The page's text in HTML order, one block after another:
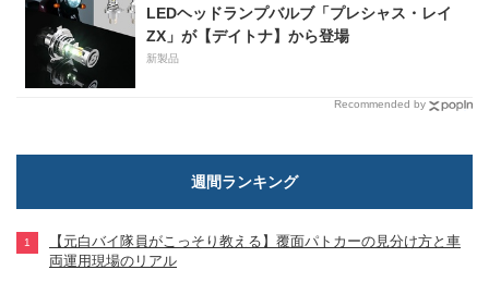
LEDヘッドランプバルブ「プレシャス・レイ
ZX」が【デイトナ】から登場
新製品
Recommended by
週間ランキング
【元白バイ隊員がこっそり教える】覆面パトカーの見分け方と車
両運用現場のリアル